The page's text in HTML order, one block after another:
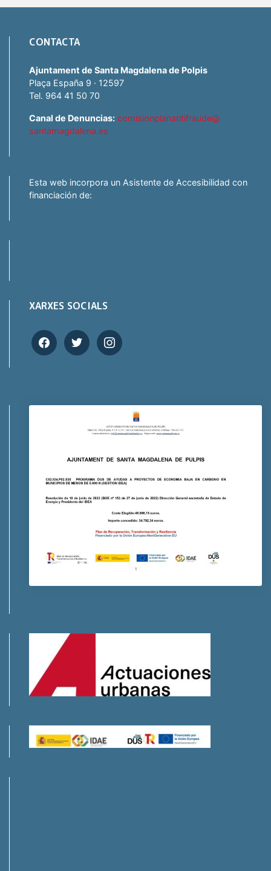
CONTACTA
Ajuntament de Santa Magdalena de Polpis
Plaça España 9 · 12597
Tel. 964 41 50 70
Canal de Denuncias: comisionplanantifraude@
santamagdalena.es
Esta web incorpora un Asistente de Accesibilidad con
financiación de:
XARXES SOCIALS
facebooktwitter instagram